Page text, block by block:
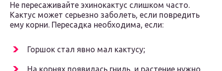
Не пересаживайте эхинокактус слишком часто.
Кактус может серьезно заболеть, если повредить
ему корни. Пересадка необходима, если:
Горшок стал явно мал кактусу;
На корнях появилась гниль, и растение нужно